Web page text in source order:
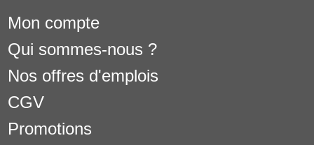
Mon compte
Qui sommes-nous ?
Nos offres d'emplois
CGV
Promotions